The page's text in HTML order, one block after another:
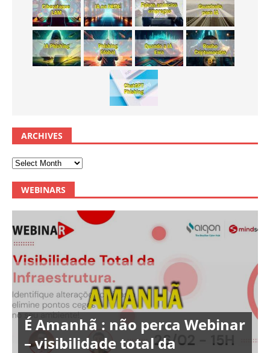
ARCHIVES
WEBINARS
É Amanhã : não perca Webinar
– visibilidade total da